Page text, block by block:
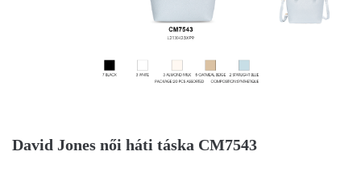
David Jones női háti táska CM7543